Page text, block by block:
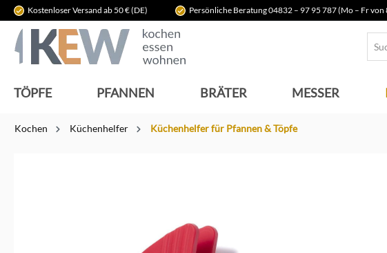
Zur Hauptnavigation springen
Kostenloser Versand ab 50 € (DE) Persönliche Beratung 04832 – 97 95 787 (Mo – Fr von
TÖPFE PFANNEN BRÄTER MESSER
Kochen Küchenhelfer Küchenhelfer für Pfannen & Töpfe